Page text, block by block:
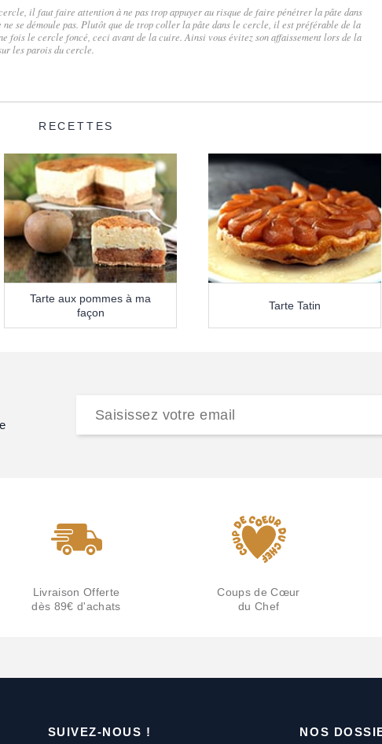
il faut faire attention à ne pas trop appuyer au risque de faire pénétrer la pâte dans
se démoule pas. Plutôt que de trop coller la pâte dans le cercle, il est préférable de la
fois le cercle foncé, ceci avant de la cuire. Ainsi vous évitez son affaissement lors de la
les parois du cercle.
RECETTES
Tarte aux pommes à ma
façon
Tarte Tatin
Livraison Offerte
dès 89€ d'achats
Coups de Cœur
du Chef
SUIVEZ-NOUS ! NOS